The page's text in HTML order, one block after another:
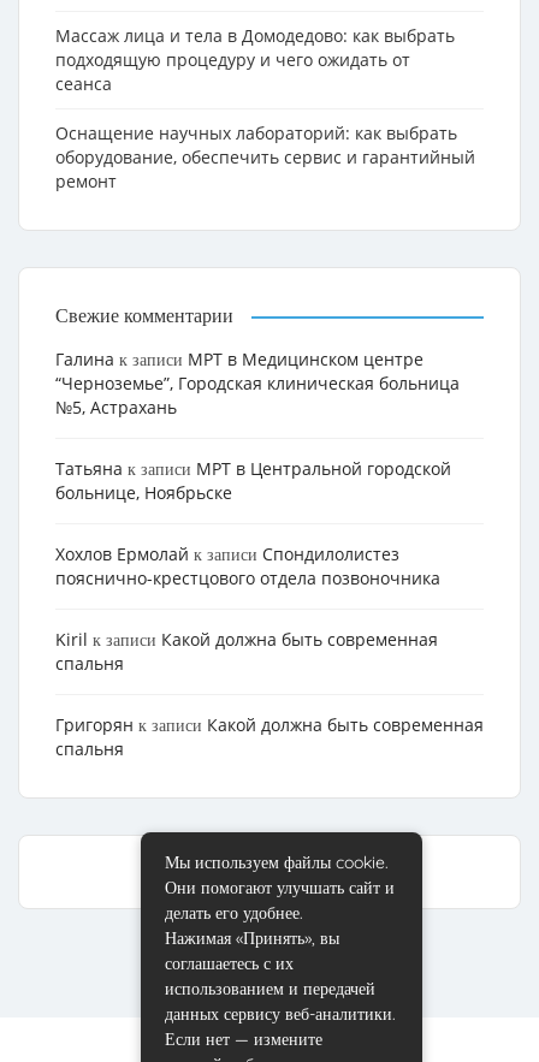
Массаж лица и тела в Домодедово: как выбрать
подходящую процедуру и чего ожидать от
сеанса
Оснащение научных лабораторий: как выбрать
оборудование, обеспечить сервис и гарантийный
ремонт
Свежие комментарии
Галина к записи МРТ в Медицинском центре
“Черноземье”, Городская клиническая больница
№5, Астрахань
Татьяна к записи МРТ в Центральной городской
больнице, Ноябрьске
Хохлов Ермолай к записи Cпондилолистез
пояснично-крестцового отдела позвоночника
Kiril к записи Какой должна быть современная
спальня
Григорян к записи Какой должна быть современная
спальня
Мы используем файлы cookie.
Они помогают улучшать сайт и
делать его удобнее.
Нажимая «Принять», вы
соглашаетесь с их
использованием и передачей
данных сервису веб-аналитики.
Если нет — измените